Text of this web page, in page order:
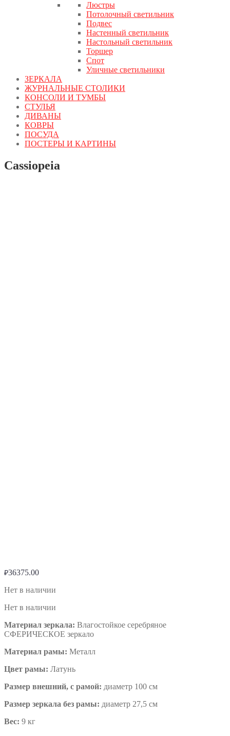
Люстры
Потолочный светильник
Подвес
Настенный светильник
Настольный светильник
Торшер
Спот
Уличные светильники
ЗЕРКАЛА
ЖУРНАЛЬНЫЕ СТОЛИКИ
КОНСОЛИ И ТУМБЫ
СТУЛЬЯ
ДИВАНЫ
КОВРЫ
ПОСУДА
ПОСТЕРЫ И КАРТИНЫ
Cassiopeia
₽36375.00
Нет в наличии
Нет в наличии
Материал зеркала: Влагостойкое серебряное
СФЕРИЧЕСКОЕ зеркало
Материал рамы: Металл
Цвет рамы: Латунь
Размер внешний, с рамой: диаметр 100 см
Размер зеркала без рамы: диаметр 27,5 см
Вес: 9 кг